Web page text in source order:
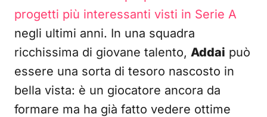
progetti più interessanti visti in Serie A
negli ultimi anni. In una squadra
ricchissima di giovane talento, Addai può
essere una sorta di tesoro nascosto in
bella vista: è un giocatore ancora da
formare ma ha già fatto vedere ottime